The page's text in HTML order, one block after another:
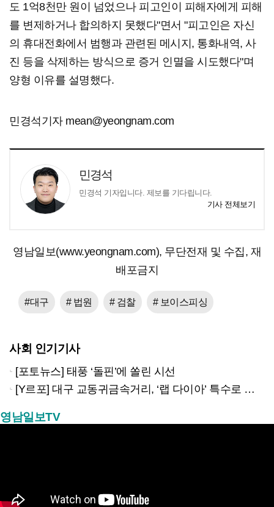
도 1억8천만 원이 넘었으나 피고인이 피해자에게 피해
를 변제하거나 합의하지 못했다"면서 "피고인은 자신
의 휴대전화에서 범행과 관련된 메시지, 통화내역, 사
진 등을 삭제하는 방식으로 증거 인멸을 시도했다"며
양형 이유를 설명했다.
민경석기자 mean@yeongnam.com
민경석
민경석 기자입니다. 제보를 기다립니다.
기사 전체보기
영남일보(www.yeongnam.com), 무단전재 및 수집, 재
배포금지
#대구 # 법원 # 검찰 # 보이스피싱
사회 인기기사
[포토뉴스] 태풍 ‘돌핀’에 쏠린 시선
[Y르포] 대구 교동귀금속거리, ‘랩 다이아’ 특수로 다시금 활기…“반짝 인기 의존 않는 지속 가능 성장 동력 마련해야”
영남일보TV